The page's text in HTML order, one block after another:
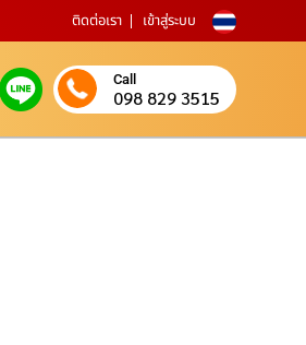
ติดต่อเรา เข้าสู่ระบบ
Call
098 829 3515